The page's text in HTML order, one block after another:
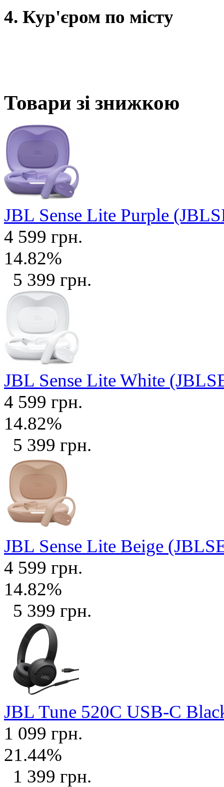
4. Кур'єром по місту
Товари зі знижкою
JBL Sense Lite Purple
4 599 грн.
14.82%
5 399 грн.
JBL Sense Lite White
4 599 грн.
14.82%
5 399 грн.
JBL Sense Lite Beige
4 599 грн.
14.82%
5 399 грн.
JBL Tune 520C USB-C
1 099 грн.
21.44%
1 399 грн.